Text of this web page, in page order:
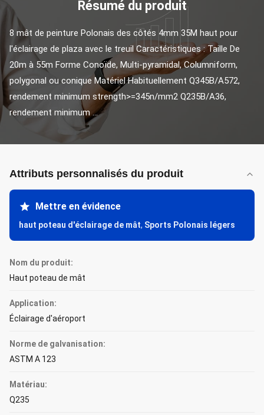
Résumé du produit
8 mât de peinture Polonais des côtés 4mm 35M haut pour
l'éclairage de plaza avec le treuil Caractéristiques : Taille De
20m à 55m Forme Conoïde, Multi-pyramidal, Columniform,
polygonal ou conique Matériel Habituellement Q345B/A572,
rendement minimum strength>=345n/mm2 Q235B/A36,
rendement minimum ...
Attributs personnalisés du produit
Mettre en évidence
haut poteau d'éclairage de mât, Sports Polonais légers
Nom du produit:
Haut poteau de mât
Application:
Éclairage d'aéroport
Norme de galvanisation:
ASTM A 123
Matériau:
Q235